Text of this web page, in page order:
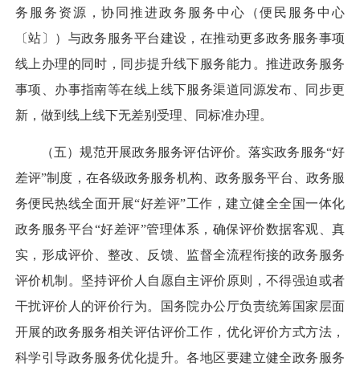
务服务资源，协同推进政务服务中心（便民服务中心
〔站〕）与政务服务平台建设，在推动更多政务服务事项
线上办理的同时，同步提升线下服务能力。推进政务服务
事项、办事指南等在线上线下服务渠道同源发布、同步更
新，做到线上线下无差别受理、同标准办理。
（五）规范开展政务服务评估评价。落实政务服务“好
差评”制度，在各级政务服务机构、政务服务平台、政务服
务便民热线全面开展“好差评”工作，建立健全全国一体化
政务服务平台“好差评”管理体系，确保评价数据客观、真
实，形成评价、整改、反馈、监督全流程衔接的政务服务
评价机制。坚持评价人自愿自主评价原则，不得强迫或者
干扰评价人的评价行为。国务院办公厅负责统筹国家层面
开展的政务服务相关评估评价工作，优化评价方式方法，
科学引导政务服务优化提升。各地区要建立健全政务服务